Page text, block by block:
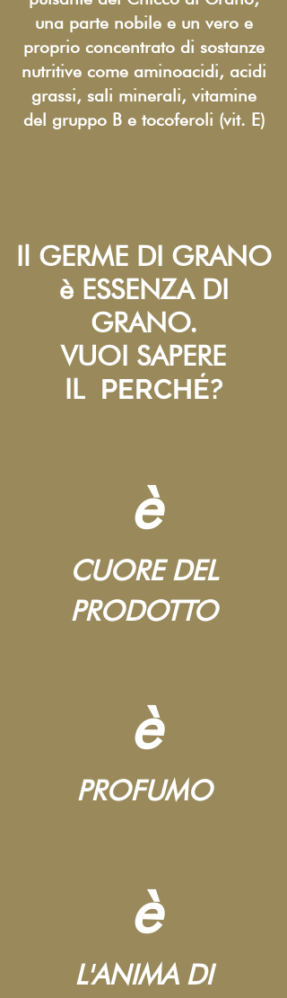
una parte nobile e un vero e
proprio concentrato di sostanze
nutritive come aminoacidi, acidi
grassi, sali minerali, vitamine
del gruppo B e tocoferoli (vit. E)
Il GERME DI GRANO
è ESSENZA DI
GRANO.
VUOI SAPERE
IL PERCHÉ?
CUORE DEL
PRODOTTO
è
PROFUMO
è
L'ANIMA DI
è